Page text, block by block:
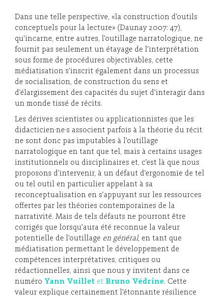
Dans une telle perspective, «la construction d’outils
conceptuels pour la lecture» (Daunay 2007: 47),
qu’incarne, entre autres, l’outillage narratologique, ne
fournit pas seulement un étayage de l’interprétation
sous forme de procédures objectivables, cette
médiatisation s’inscrit également dans un processus
de socialisation, de construction du sens et
d’élargissement des capacités du sujet d’interagir dans
un monde tissé de récits.
Les dérives scientistes ou applicationnistes que les
didacticien·ne·s associent parfois à la théorie du récit
ne sont donc pas imputables à l’outillage
narratologique en tant que tel, mais à certains usages
institutionnels ou disciplinaires et, c’est là que nous
proposons d’intervenir, à un défaut d’ergonomie de tel
ou tel outil en particulier appelant à sa
reconceptualisation en s’appuyant sur les ressources
offertes par les théories contemporaines de la
narrativité. Mais de tels défauts ne pourront être
corrigés que lorsqu’aura été reconnue la valeur
potentielle de l’outillage en général, en tant que
médiatisation permettant le développement de
compétences interprétatives, critiques ou
rédactionnelles, ainsi que nous y invitent dans ce
numéro Yann Vuillet et Bruno Védrine. Cette
valeur explique certainement l’étonnante résilience